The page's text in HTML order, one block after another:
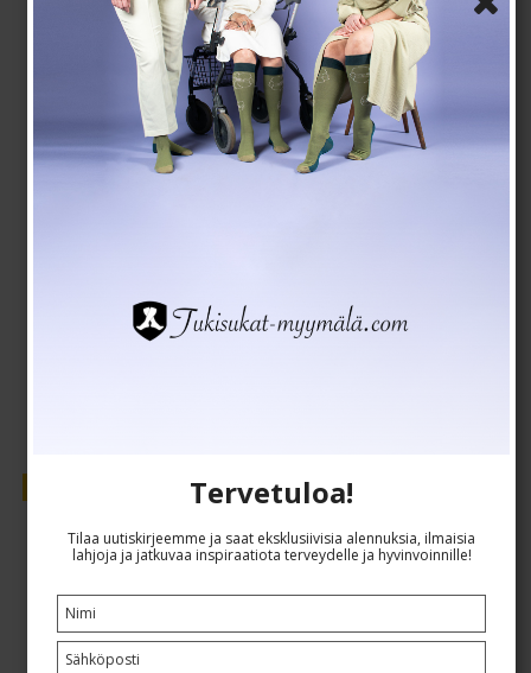
Tukisukat luomupuuvillaa, flower shower, musta
Näytä tuote
Tervetuloa!
Tilaa uutiskirjeemme ja saat eksklusiivisia alennuksia, ilmaisia
lahjoja ja jatkuvaa inspiraatiota terveydelle ja hyvinvoinnille!